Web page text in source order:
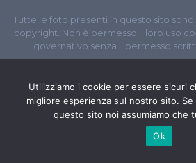
Tutte le foto presenti in questo sito
copyright. Non è permesso il loro uso
governativo senza il permesso
// P.I. 11965351007
© Copyright 2020-2026 // Web
Utilizziamo i cookie per essere sicuri
migliore esperienza sul nostro sito.
questo sito noi assumiamo che
Ok